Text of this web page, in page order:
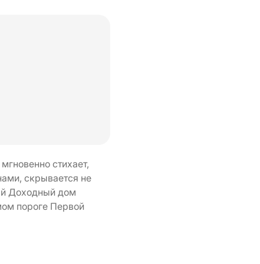
стихает,
скрывается не
Доходный дом
пороге Первой